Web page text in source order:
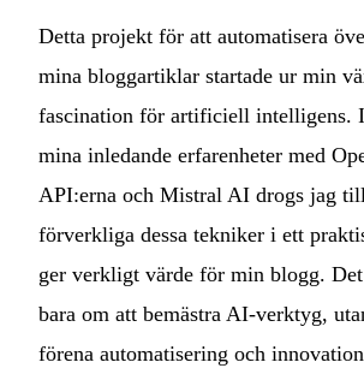
Detta projekt för att automatisera
mina bloggartiklar startade ur min
fascination för artificiell intelligens.
mina inledande erfarenheter med
API:erna och Mistral AI drogs jag
förverkliga dessa tekniker i ett
ger verkligt värde för min blogg.
bara om att bemästra AI-verktyg,
förena automatisering och